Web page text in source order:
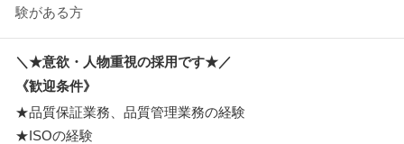
験がある方
＼★意欲・人物重視の採用です★／
《歓迎条件》
★品質保証業務、品質管理業務の経験
★ISOの経験